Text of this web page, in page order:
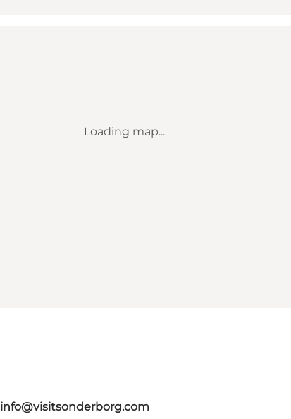
Loading map...
info@visitsonderborg.com